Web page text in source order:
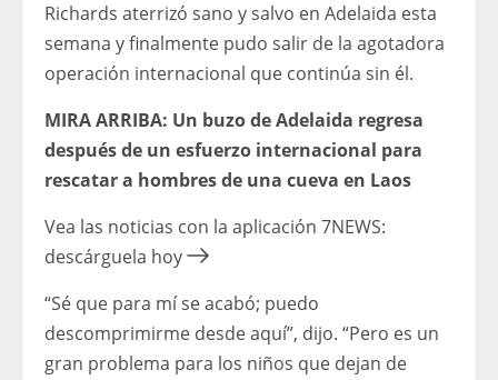
Richards aterrizó sano y salvo en Adelaida esta
semana y finalmente pudo salir de la agotadora
operación internacional que continúa sin él.
MIRA ARRIBA: Un buzo de Adelaida regresa
después de un esfuerzo internacional para
rescatar a hombres de una cueva en Laos
Vea las noticias con la aplicación 7NEWS:
descárguela hoy
“Sé que para mí se acabó; puedo
descomprimirme desde aquí”, dijo. “Pero es un
gran problema para los niños que dejan de